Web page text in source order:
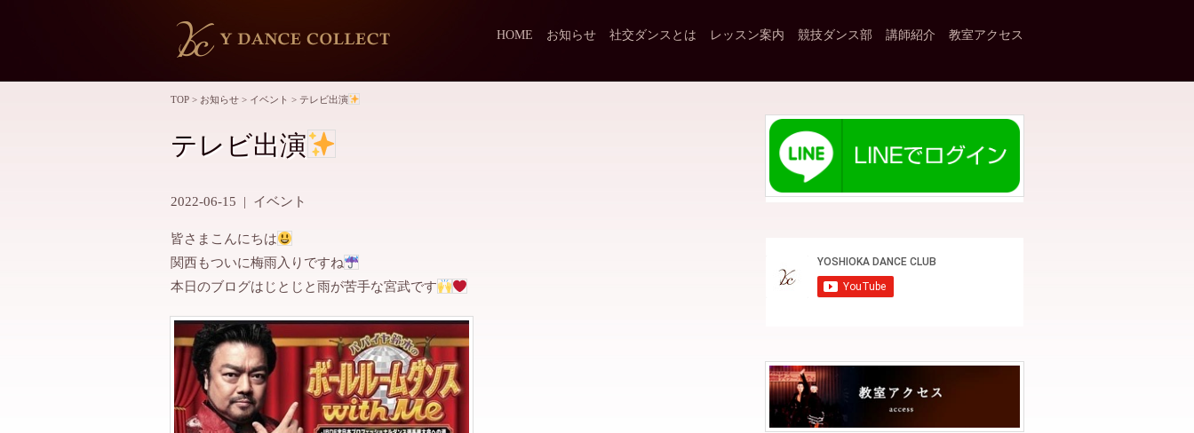
HOME お知らせ 社交ダンスとは レッスン案内 競技ダンス部 講師紹介 教室アクセス
TOP > お知らせ > イベント > テレビ出演
テレビ出演
2022-06-15 | イベント
皆さまこんにちは
関西もついに梅雨入りですね
本日のブログはじとじと雨が苦手な宮武です